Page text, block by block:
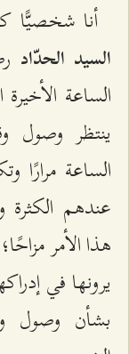
أنا شخصيًّا
السيد الحدّاد
الساعة
ينتظر وصول
الساعة مرارًا
عندهم
هذا الأمر
يرونها في
بشأن وصول